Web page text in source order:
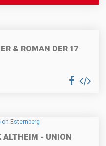
& ROMAN DER 17-
ALTHEIM - UNION